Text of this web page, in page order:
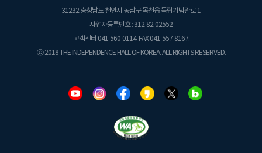
31232 충청남도 천안시 동남구 목천읍 독립기념관로 1
사업자등록번호 : 312-82-02552
고객센터 041-560-0114. FAX 041-557-8167.
ⓒ 2018 THE INDEPENDENCE HALL OF KOREA. ALL RIGHTS RESERVED.